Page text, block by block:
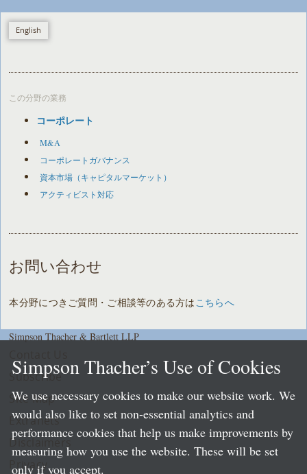
English
この分野の業務
コーポレート
M&A
コーポレートガバナンス
資本市場（キャピタルマーケット）
アクティビスト対応
お問い合わせ
本分野につきご質問・ご相談等のある方はこちらへ
Simpson Thacher & Bartlett LLP
Subscribe
Site Map
Extranets
Disclaimers
Privacy
Simpson Thacher’s Use of Cookies
We use necessary cookies to make our website work. We
would also like to set non-essential analytics and
performance cookies that help us make improvements by
measuring how you use the website. These will be set
only if you accept.